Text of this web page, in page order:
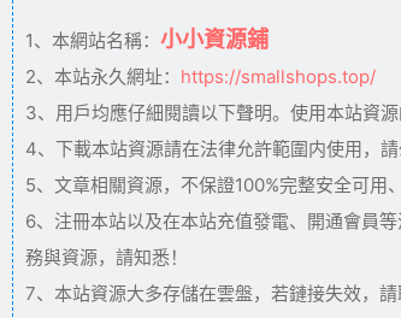
1、本網站名稱： 小小資源鋪
2、本站永久網址： https://smallshops.top/
3、用戶均應仔細閱讀以下聲明。使用本站資
4、下載本站資源請在法律允許範圍内使用，
5、文章相關資源，不保證100%完整安全可用
6、注冊本站以及在本站充值發電、開通會員
務與資源，請知悉！
7、本站資源大多存儲在雲盤，若鏈接失效，